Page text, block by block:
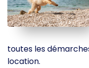
toutes les
location.